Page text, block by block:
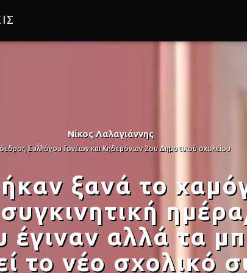
Νίκος Λαλαγιάννης
Συλλόγου Γονέων και Κηδεμόνων 2ου Δημοτικού σχολείου
ξανά το
συγκινητική
έγιναν αλλά τα
το νέο σχολικό